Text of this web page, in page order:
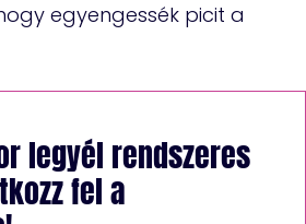
egyengessék picit a
legyél rendszeres
fel a